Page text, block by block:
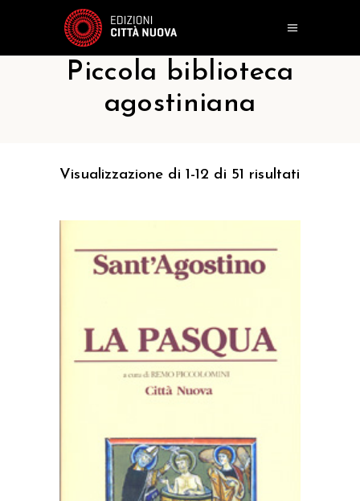
Piccola biblioteca
agostiniana
Visualizzazione di 1-12 di 51 risultati